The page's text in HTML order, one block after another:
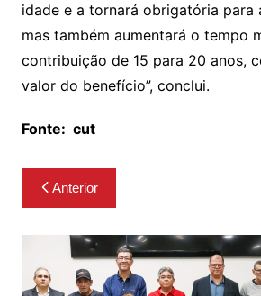
idade e a tornará obrigatória para
mas também aumentará o tempo
contribuição de 15 para 20 anos,
valor do benefício”, conclui.
Fonte: cut
Navegação
de
Post
Anterior